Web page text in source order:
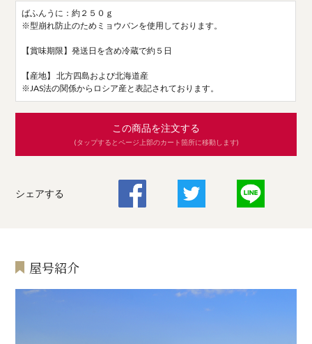
ばふんうに：約２５０ｇ
※型崩れ防止のためミョウバンを使用しております。
【賞味期限】発送日を含め冷蔵で約５日
【産地】 北方四島および北海道産
※JAS法の関係からロシア産と表記されております。
この商品を注文する
(タップするとページ上部のカート箇所に移動します)
シェアする
屋号紹介